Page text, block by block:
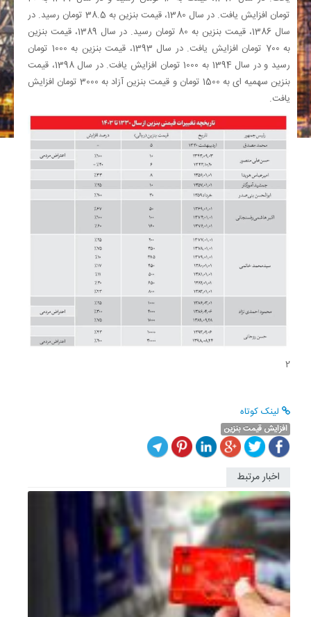
تومان افزایش یافت. در سال 1380، قیمت بنزین به 38.5 تومان رسید. در
سال 1386، قیمت بنزین به 80 تومان رسید. در سال 1389، قیمت بنزین
به 700 تومان افزایش یافت. در سال 1393، قیمت بنزین به 1000 تومان
رسید و در سال 1394 به 1000 تومان افزایش یافت. در سال 1398، قیمت
بنزین سهمیه ای به 1500 تومان و قیمت بنزین آزاد به 3000 تومان افزایش
یافت.
2
لینک کوتاه
افزایش قیمت بنزین
اخبار مرتبط